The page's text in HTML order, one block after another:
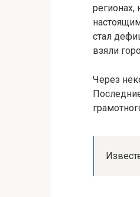
стал
взяли
Через